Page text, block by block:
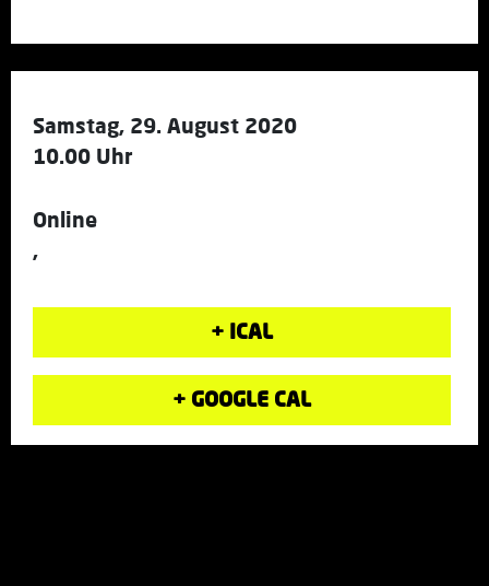
Samstag, 29. August 2020
10.00 Uhr
Online
,
+ ICAL
+ GOOGLE CAL